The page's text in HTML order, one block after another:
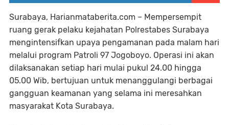
Surabaya, Harianmataberita.com – Mempersempit
ruang gerak pelaku kejahatan Polrestabes Surabaya
mengintensifkan upaya pengamanan pada malam hari
melalui program Patroli 97 Jogoboyo. Operasi ini akan
dilaksanakan setiap hari mulai pukul 24.00 hingga
05.00 Wib, bertujuan untuk menanggulangi berbagai
gangguan keamanan yang selama ini meresahkan
masyarakat Kota Surabaya.